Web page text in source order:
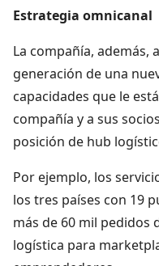
Estrategia omnicanal
La compañía, además,
generación de una
capacidades que le
compañía y a sus
posición de hub
Por ejemplo, los
los tres países con 19
más de 60 mil pedidos
logística para